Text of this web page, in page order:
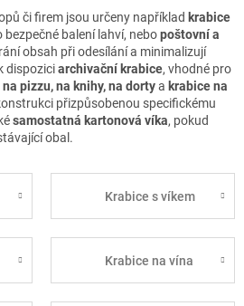
či firem jsou určeny například krabice
balení lahví, nebopoštovní a
obsah při odesílání a minimalizují
dispoziciarchivační krabice, vhodné pro
na pizzu, na knihy, na dortya krabice na
přizpůsobenou specifickému
samostatná kartonová víka, pokud
obal.
Krabice s víkem
Krabice na vína